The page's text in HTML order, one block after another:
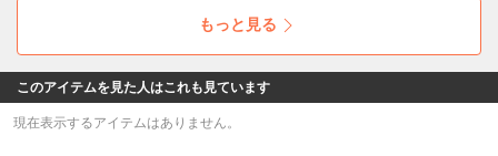
もっと見る
このアイテムを見た人はこれも見ています
現在表示するアイテムはありません。